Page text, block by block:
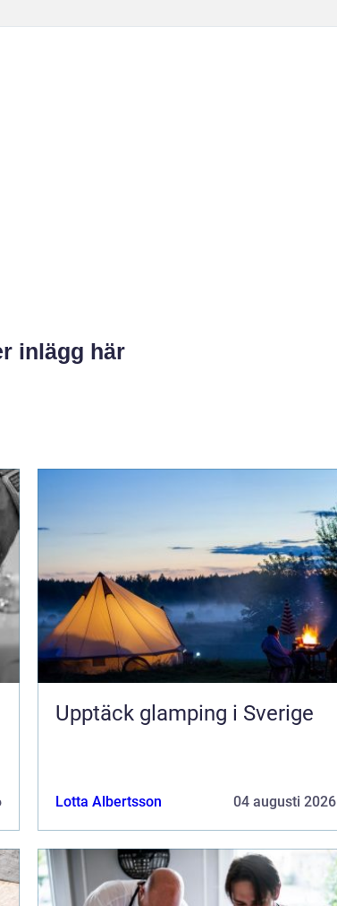
inlägg här
Upptäck glamping i Sverige
Lotta Albertsson 04 augusti 2026